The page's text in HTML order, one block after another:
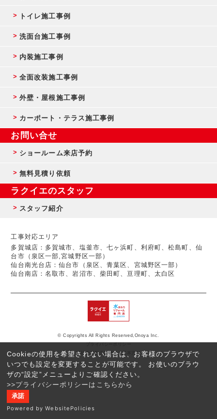
Cookieの使用を希望されない場合は、お客様のブラウザで
いつでも設定を変更することが可能です。 お使いのブラウ
ザの“設定”メニューよりご確認ください。
>>プライバシーポリシーはこちらから
承諾
Powered by WebsitePolicies
反社会的勢力に対する基本方針
© Copyrights All Rights Reserved,Onoya Inc.
トイレ施工事例
洗面台施工事例
内装施工事例
全面改装施工事例
外壁・屋根施工事例
カーポート・テラス施工事例
お問い合せ
ショールーム来店予約
無料見積り依頼
ラクイエのスタッフ
スタッフ紹介
工事対応エリア
多賀城店：多賀城市、塩釜市、七ヶ浜町、利府町、松島町、仙
台市（泉区一部,宮城野区一部）
仙台南光台店：仙台市（泉区、青葉区、宮城野区一部）
仙台南店：名取市、岩沼市、柴田町、亘理町、太白区